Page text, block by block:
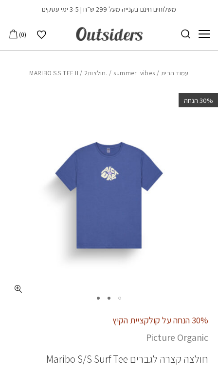
Skip to Contentמשלוחים חינם בקנייה מעל 299 ש”ח | 3-5 ימי עסקים
הרשימה שלי
0
עמוד הבית/
summer_vibes
/ .חולצות2 / MARIBO SS TEE II
Picture Organic
חולצה קצרה לגברים Maribo S/S Surf Tee
30% הנחה על קולקציית הקיץ
‫30% הנחה